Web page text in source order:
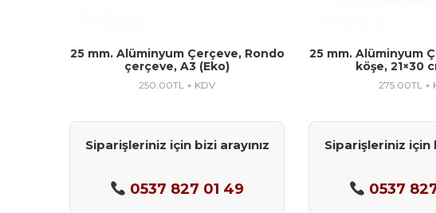
25 mm. Alüminyum Çerçeve, Rondo
çerçeve, A3 (Eko)
250.00TL + KDV
Siparişleriniz için bizi arayınız
0537 827 01 49
25 mm. Alüminyum
köşe, 21×30
275.00TL +
Siparişleriniz için
0537